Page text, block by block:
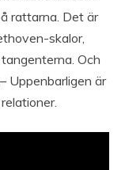
rattarna. Det är
skalor,
Och
Uppenbarligen är